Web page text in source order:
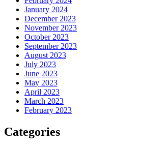
January 2024
December 2023
November 2023
October 2023
September 2023
August 2023
July 2023
June 2023
May 2023
April 2023
March 2023
February 2023
Categories